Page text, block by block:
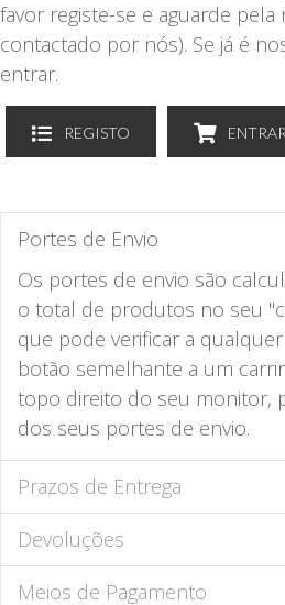
favor registe-se e aguarde pela
contactado por nós). Se já é
entrar.
REGISTO ENTRAR
Portes de Envio
Os portes de envio são
o total de produtos no seu
que pode verificar a
botão semelhante a um
topo direito do seu monitor,
dos seus portes de envio.
Prazos de Entrega
Devoluções
Meios de Pagamento